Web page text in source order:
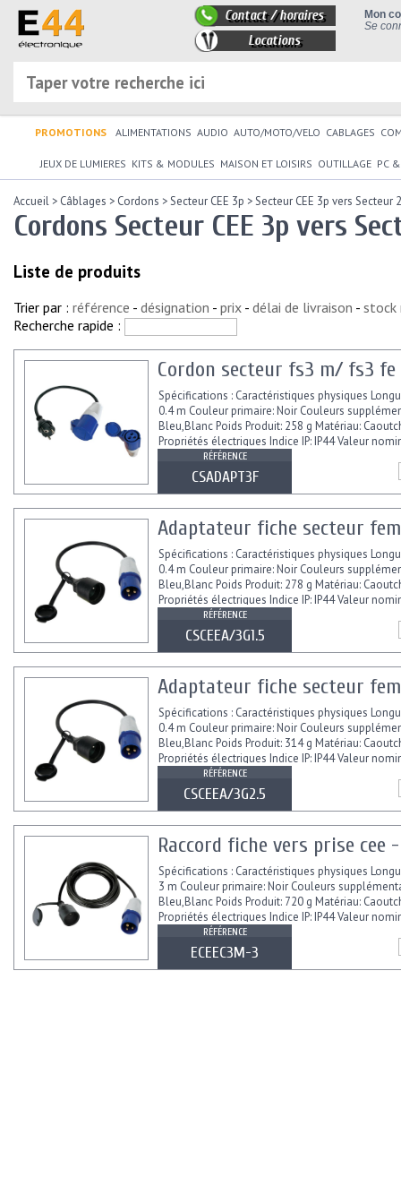
Mon
Se
Contact / horaires
Locations
PROMOTIONS ALIMENTATIONS AUDIO AUTO/MOTO/VELO CABLAGES
JEUX DE LUMIERES KITS & MODULES MAISON ET LOISIRS OUTILLAGE PC
Accueil > Câblages > Cordons >Secteur CEE 3p >Secteur CEE 3p vers Secteur
Cordons Secteur CEE 3p vers
Liste de produits
Trier par : référence - désignation - prix - délai de livraison - stock
Recherche rapide :
Cordon secteur fs3 m/ fs3 fe
Spécifications : Caractéristiques physiques
0.4 m Couleur primaire: Noir Couleurs
Bleu,Blanc Poids Produit: 258 g Matériau:
Propriétés électriques Indice IP: IP44 Valeur
RÉFÉRENCE
CSADAPT3F
Adaptateur fiche secteur
Spécifications : Caractéristiques physiques
0.4 m Couleur primaire: Noir Couleurs
Bleu,Blanc Poids Produit: 278 g Matériau:
Propriétés électriques Indice IP: IP44 Valeur
RÉFÉRENCE
CSCEEA/3G1.5
Adaptateur fiche secteur
Spécifications : Caractéristiques physiques
0.4 m Couleur primaire: Noir Couleurs
Bleu,Blanc Poids Produit: 314 g Matériau:
Propriétés électriques Indice IP: IP44 Valeur
RÉFÉRENCE
CSCEEA/3G2.5
Raccord fiche vers prise cee
Spécifications : Caractéristiques physiques
3 m Couleur primaire: Noir Couleurs
Bleu,Blanc Poids Produit: 720 g Matériau:
Propriétés électriques Indice IP: IP44 Valeur
courant:...RÉFÉRENCE
ECEEC3M-3